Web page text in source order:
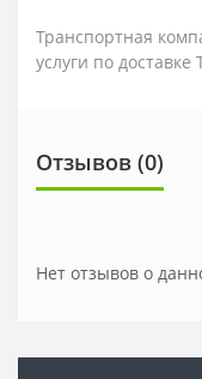
Транспортная
услуги по
Отзывов (0)
Нет отзывов о